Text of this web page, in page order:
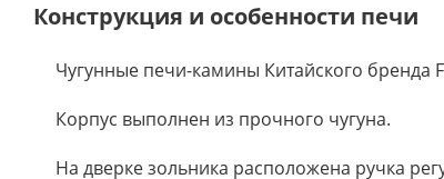
Конструкция и особенности печи
Чугунные печи-камины Китайского бренда
Корпус выполнен из прочного чугуна.
На дверке зольника расположена ручка